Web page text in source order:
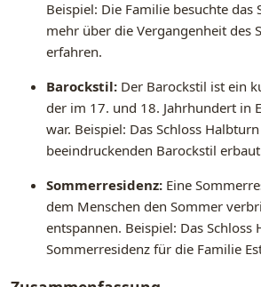
Beispiel: Die Familie besuchte das
mehr über die Vergangenheit des
erfahren.
Barockstil: Der Barockstil ist ein
der im 17. und 18. Jahrhundert in
war. Beispiel: Das Schloss
beeindruckenden Barockstil
Sommerresidenz: Eine
dem Menschen den Sommer
entspannen. Beispiel: Das Schloss
Sommerresidenz für die Familie